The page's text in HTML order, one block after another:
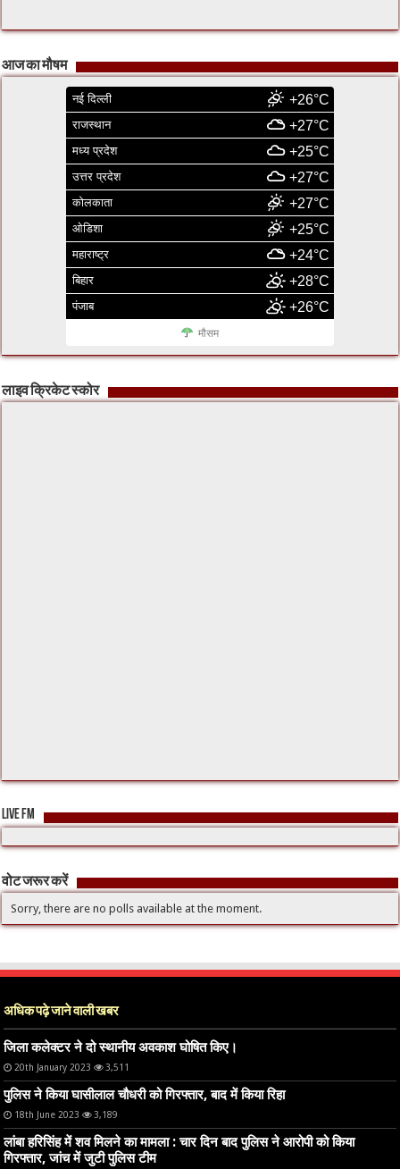
आज का मौषम
नई दिल्ली +26°C
राजस्थान +27°C
मध्य प्रदेश +25°C
उत्तर प्रदेश +27°C
कोलकाता +27°C
ओडिशा +25°C
महाराष्ट्र +24°C
बिहार +28°C
पंजाब +26°C
मौसम
लाइव क्रिकेट स्कोर
LIVE FM
वोट जरूर करें
Sorry, there are no polls available at the moment.
अधिक पढ़े जाने वाली खबर
जिला कलेक्टर ने दो स्थानीय अवकाश घोषित किए।
20th January 2023 3,511
पुलिस ने किया घासीलाल चौधरी को गिरफ्तार, बाद में किया रिहा
18th June 2023 3,189
लांबा हरिसिंह में शव मिलने का मामला : चार दिन बाद पुलिस ने आरोपी को किया
गिरफ्तार, जांच में जुटी पुलिस टीम